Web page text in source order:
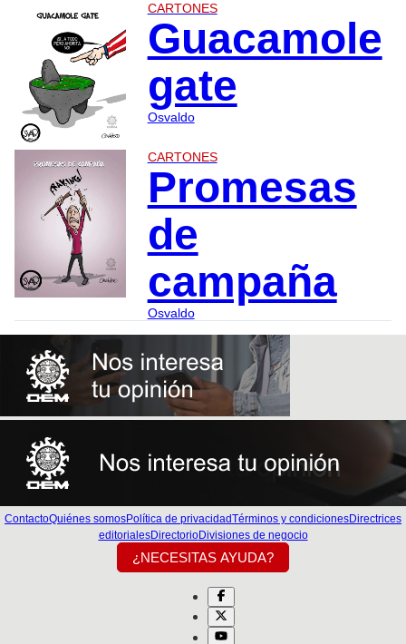
CARTONES
Guacamole
gate
Osvaldo
CARTONES
Promesas
de
campaña
Osvaldo
ContactoQuiénes somosPolítica de privacidadTérminos y condicionesDirectrices
editorialesDirectorioDivisiones de negocio
¿NECESITAS AYUDA?